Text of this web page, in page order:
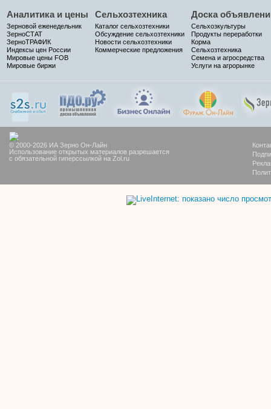
Аналитика и цены
Зерновой еженедельник
ЗерноСТАТ
ЗерноТРАФИК
Индексы цен России
Мировые цены FOB
Мировые биржи
Сельхозтехника
Каталог сельхозтехники
Обсуждение сельхозтехники
Новости сельхозтехники
Коммерческие предложения
Доска
Сельхозкультуры
Продукты переработки
Корма
Сельхозтехника
Семена и агросредства
Услуги на агрорынке
© 2000-2026 ИА Зерно Он-Лайн
Использование открытых материалов разрешается
с обязательной гиперссылкой на Zol.ru